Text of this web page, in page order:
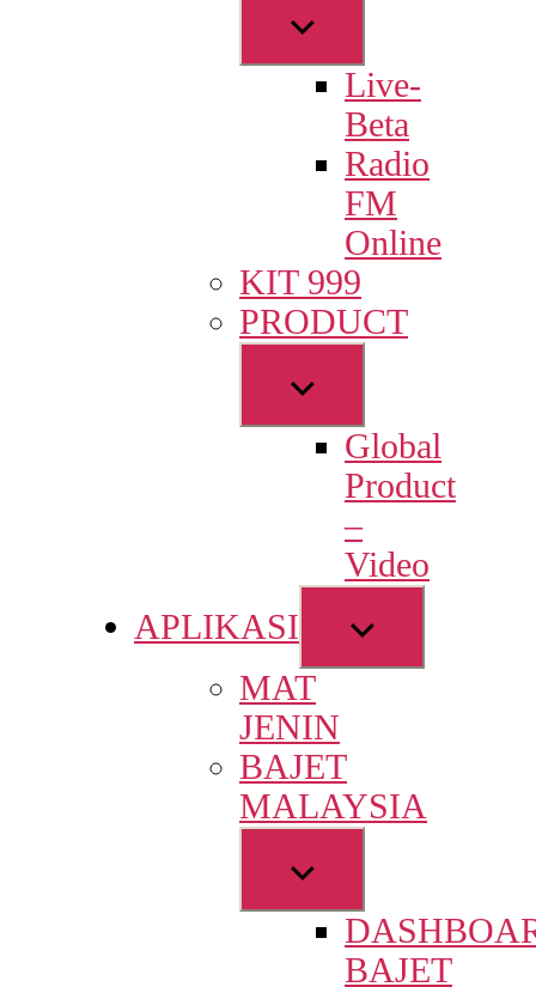
Show
sub
menuLive-
Beta
Radio
FM
Online
KIT 999
PRODUCT
Show
sub
menuGlobal
Product
–
Video
APLIKASI
Show
sub
MAT
JENIN
BAJET
MALAYSIA
Show
sub
menu
BAJET